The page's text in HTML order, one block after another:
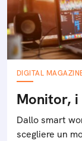
DIGITAL
Monitor, i
Dallo smart
scegliere un